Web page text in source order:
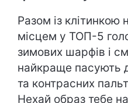
Разом із клітинкою
місцем у ТОП-5
зимових шарфів і
найкраще пасують
та контрасних
Нехай образ тебе